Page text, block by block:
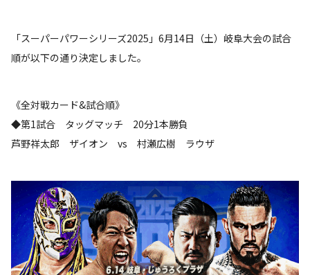
「スーパーパワーシリーズ2025」6月14日（土）岐阜大会の試合
順が以下の通り決定しました。
《全対戦カード&試合順》
◆第1試合 タッグマッチ 20分1本勝負
芦野祥太郎 ザイオン vs 村瀬広樹 ラウザ